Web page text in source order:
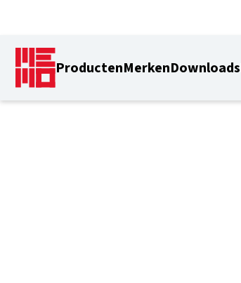
ProductenMerkenDownloads